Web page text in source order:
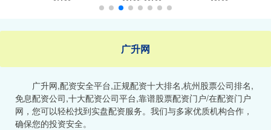
广升网
广升网,配资安全平台,正规配资十大排名,杭州股票公司排名,
免息配资公司,十大配资公司平台,靠谱股票配资门户/在配资门户
网，您可以轻松找到实盘配资服务。我们与多家优质机构合作，
确保您的投资安全。